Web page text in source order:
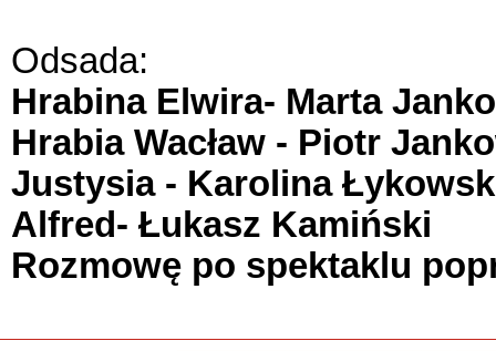
Odsada:
Hrabina Elwira- Marta
Hrabia Wacław - Piotr
Justysia - Karolina
Alfred- Łukasz Kamiński
Rozmowę po spektaklu